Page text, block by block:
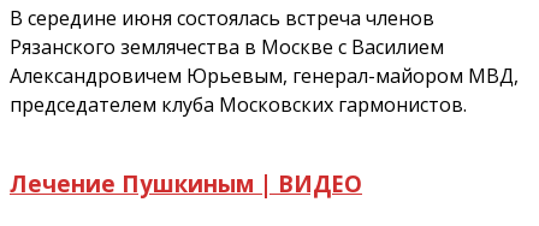
В середине июня состоялась встреча членов
Рязанского землячества в Москве с Василием
Александровичем Юрьевым, генерал-майором МВД,
председателем клуба Московских гармонистов.
Лечение Пушкиным | ВИДЕО